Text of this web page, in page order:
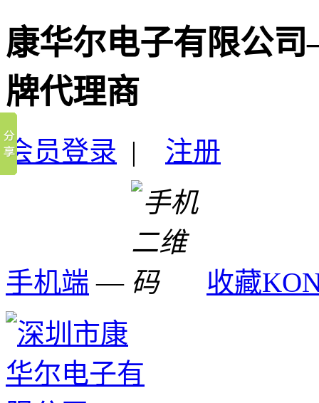
康华尔电子有限公
牌代理商
会员登录 | 注册
手机端 — 收藏